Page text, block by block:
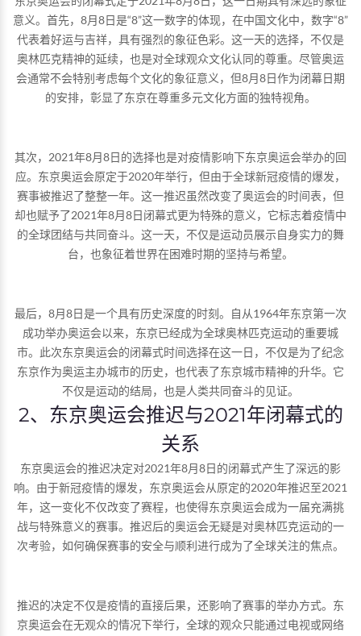
意义。首先，8月8日是“8”这一数字的体现，在中国文化中，数字“8”
代表着好运与吉祥，具有强烈的象征色彩。这一天的选择，不仅是
奥林匹克精神的延续，也是对全球观众文化认同的尊重。尽管奥运
会通常不会特别考虑每个文化的象征意义，但8月8日作为闭幕日期
的安排，彰显了东京在尊重多元文化方面的独特视角。
其次，2021年8月8日的选择也是对疫情影响下东京奥运会举办的回
应。东京奥运会原定于2020年举行，但由于全球新冠疫情的爆发，
赛事被推迟了整整一年。这一推迟虽然改变了奥运会的时间表，但
却也赋予了2021年8月8日闭幕式更为特殊的意义，它标志着疫情中
的全球团结与共同奋斗。这一天，不仅是运动员展示自身实力的舞
台，也象征着世界在困难时期的坚持与希望。
最后，8月8日是一个具有历史深度的时刻。自从1964年东京第一次
成功举办奥运会以来，东京已经成为全球奥林匹克运动的重要城
市。此次东京奥运会的闭幕式时间选择在这一日，不仅是为了纪念
东京作为奥运主办城市的历史，也代表了东京城市精神的升华。它
不仅是运动的结局，也是人类共同奋斗的见证。
2、东京奥运会推迟与2021年闭幕式的
关系
东京奥运会的推迟决定对2021年8月8日的闭幕式产生了深远的影
响。由于新冠疫情的爆发，东京奥运会从原定的2020年推迟至2021
年，这一变化不仅改变了赛程，也使得东京奥运会成为一届充满挑
战与特殊意义的赛事。推迟后的奥运会无疑是对奥林匹克运动的一
次考验，如何确保赛事的安全与顺利进行成为了全球关注的焦点。
推迟的决定不仅是疫情的直接后果，还影响了赛事的举办方式。东
京奥运会在无观众的情况下举行，全球的观众只能通过电视或网络